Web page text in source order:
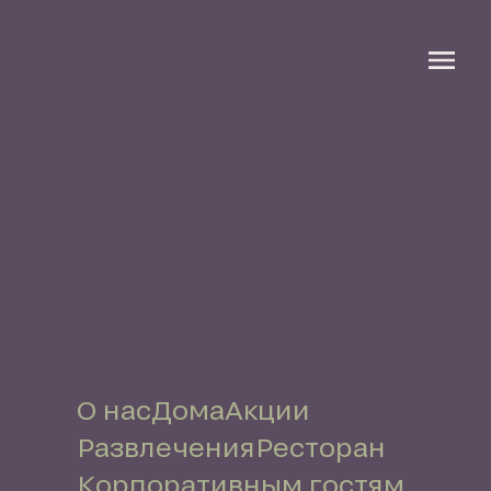
О насДомаАкции
РазвлеченияРесторан
Корпоративным гостям